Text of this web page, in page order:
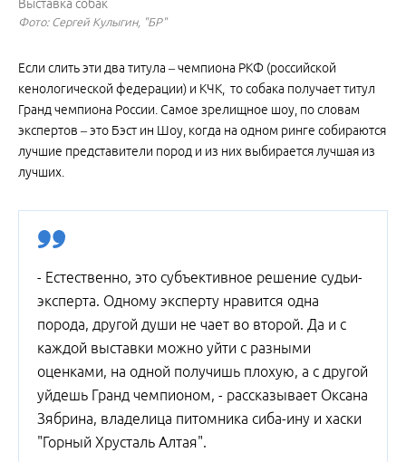
Выставка собак
Фото: Сергей Кулыгин, "БР"
Если слить эти два титула – чемпиона РКФ (российской
кенологической федерации) и КЧК, то собака получает титул
Гранд чемпиона России. Самое зрелищное шоу, по словам
экспертов – это Бэст ин Шоу, когда на одном ринге собираются
лучшие представители пород и из них выбирается лучшая из
лучших.
- Естественно, это субъективное решение судьи-
эксперта. Одному эксперту нравится одна
порода, другой души не чает во второй. Да и с
каждой выставки можно уйти с разными
оценками, на одной получишь плохую, а с другой
уйдешь Гранд чемпионом, - рассказывает Оксана
Зябрина, владелица питомника сиба-ину и хаски
"Горный Хрусталь Алтая".